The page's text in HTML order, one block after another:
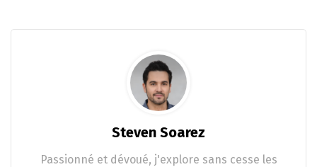
Steven Soarez
Passionné et dévoué, j'explore sans cesse les